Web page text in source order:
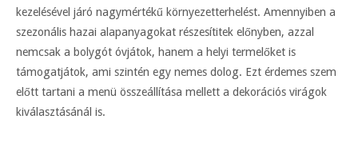
kezelésével járó nagymértékű környezetterhelést. Amennyiben a
szezonális hazai alapanyagokat részesítitek előnyben, azzal
nemcsak a bolygót óvjátok, hanem a helyi termelőket is
támogatjátok, ami szintén egy nemes dolog. Ezt érdemes szem
előtt tartani a menü összeállítása mellett a dekorációs virágok
kiválasztásánál is.